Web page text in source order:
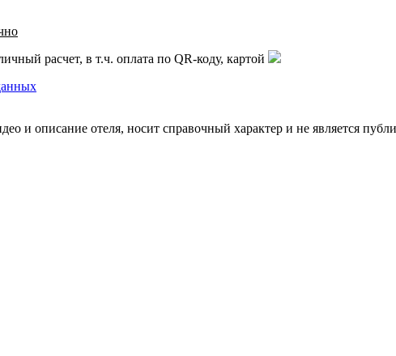
расчет, в т.ч. оплата по QR-коду, картой
и описание отеля, носит справочный характер и не является